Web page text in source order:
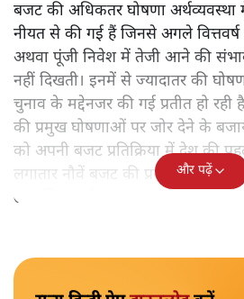
बजट की अधिकतर घोषणा अर्थव्यवस्था में
नीयत से की गई हैं जिनसे अगले
अथवा पूंजी निवेश में तेजी आने की
नहीं दिखती। इनमें से ज्यादातर की
चुनाव के मद्देनजर की गई प्रतीत हो
की प्रमुख घोषणाओं पर जोर देने के बजाय
को अपनी बजट प्रतिक्रिया में देश की पहली
लगातार नौवें बजट की प्रस्तुति को
उपलब्धि बताने पर मजबूर होना पड़ा।
और पढ़ें